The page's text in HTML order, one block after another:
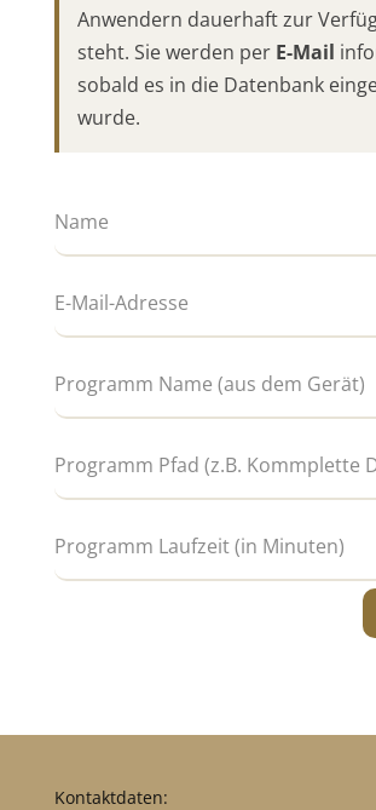
Anwendern dauerhaft zur
steht. Sie werden per E-Mail
sobald es in die Datenbank
wurde.
Kontaktdaten: